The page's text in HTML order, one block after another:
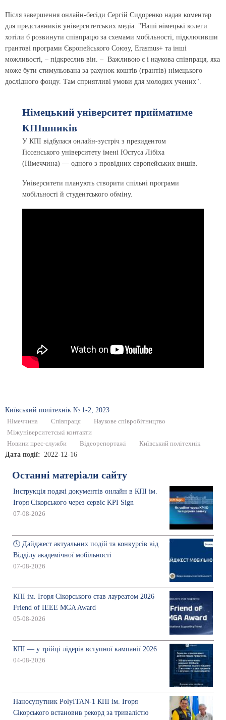
Після завершення онлайн-бесіди Сергій Сидоренко надав коментар
для представників університетських медіа. "Наші німецькі колеги
хотіли б розвинути співпрацю за схемами мобільності, підключивши
грантові програми Європейського Союзу, Erasmus+ та інші
можливості, – підкреслив він. – Важливою є і наукова співпраця, яка
може бути стимульована за рахунок коштів (грантів) німецького
дослідного фонду. Там сприятливі умови для молодих учених".
Німецький університет прийматиме
КПІшників
У КПІ відбулася онлайн-зустріч з президентом
Ґіссенського університету імені Юстуса Лібіха
(Німеччина) — одного з провідних європейських вишів.
Університети планують створити спільні програми
мобільності й студентського обміну.
Київський полiтехнiк № 1-2, 2023
Німеччина Співпраця
Наукове співробітництво
Міжуніверситетські контакти
Новини прес-служби
Відеорепортажі Київський політехнік
Дата події 2022-12-16
Останні матеріали сайту
Інструкція подачі документів онлайн в КПІ ім.
Ігоря Сікорського через сервіс KPI Sign
07-08-2026
🕔 Дайджест актуальних подій та конкурсів від
Відділу академічної мобільності
07-08-2026
КПІ ім. Ігоря Сікорського став лауреатом 2026
Friend of IEEE MGA Award
05-08-2026
КПІ — у трійці лідерів вступної кампанії 2026
04-08-2026
Наносупутник PolyITAN-1 КПІ ім. Ігоря
Сікорського встановив рекорд за тривалістю